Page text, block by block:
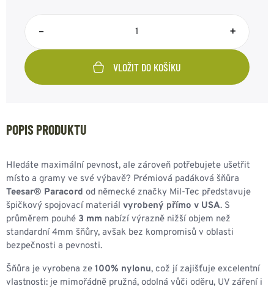
– +
VLOŽIT DO KOŠÍKU
POPIS PRODUKTU
Hledáte maximální pevnost, ale zároveň potřebujete ušetřit
místo a gramy ve své výbavě? Prémiová padáková šňůra
Teesar® Paracord od německé značky Mil-Tec představuje
špičkový spojovací materiál vyrobený přímo v USA. S
průměrem pouhé 3 mm nabízí výrazně nižší objem než
standardní 4mm šňůry, avšak bez kompromisů v oblasti
bezpečnosti a pevnosti.
Šňůra je vyrobena ze 100% nylonu, což jí zajišťuje excelentní
vlastnosti: je mimořádně pružná, odolná vůči oděru, UV záření i